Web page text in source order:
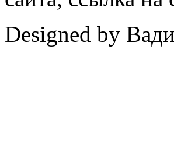
Designed by